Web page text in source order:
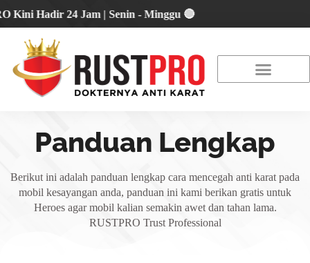
Hadir 24 Jam | Senin - Minggu 🔴
Panduan Lengkap
Berikut ini adalah panduan lengkap cara mencegah anti karat pada
mobil kesayangan anda, panduan ini kami berikan gratis untuk
Heroes agar mobil kalian semakin awet dan tahan lama.
RUSTPRO Trust Professional